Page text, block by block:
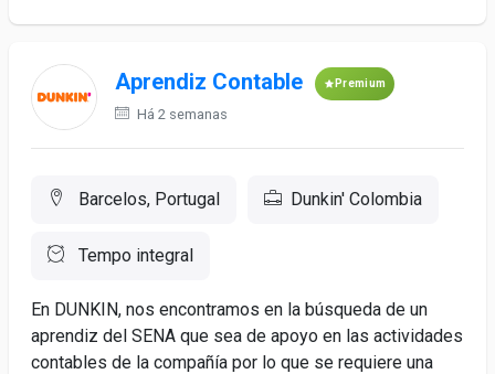
Aprendiz Contable Premium
Há 2 semanas
Barcelos, Portugal Dunkin' Colombia
Tempo integral
En DUNKIN, nos encontramos en la búsqueda de un
aprendiz del SENA que sea de apoyo en las actividades
contables de la compañía por lo que se requiere una